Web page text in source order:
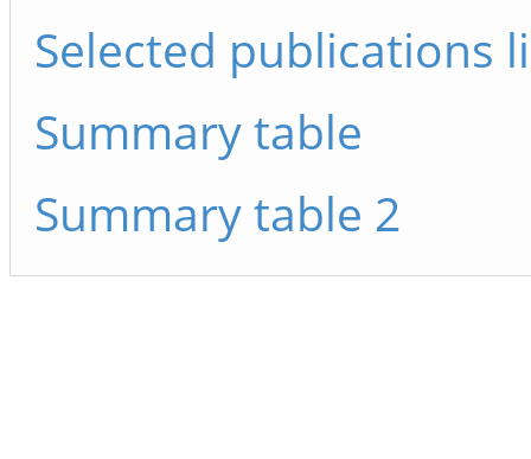
Selected publications
Summary table
Summary table 2